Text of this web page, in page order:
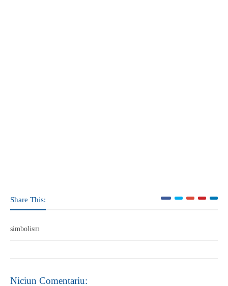
Share This:
simbolism
Niciun Comentariu: